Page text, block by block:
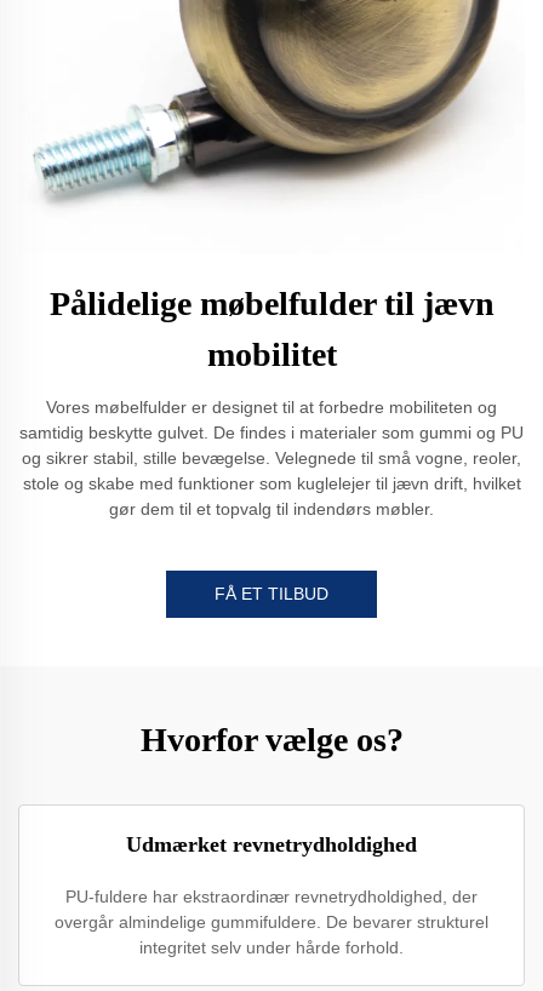
Pålidelige møbelfulder til jævn
mobilitet
Vores møbelfulder er designet til at forbedre mobiliteten og
samtidig beskytte gulvet. De findes i materialer som gummi og PU
og sikrer stabil, stille bevægelse. Velegnede til små vogne, reoler,
stole og skabe med funktioner som kuglelejer til jævn drift, hvilket
gør dem til et topvalg til indendørs møbler.
FÅ ET TILBUD
Hvorfor vælge os?
Udmærket revnetrydholdighed
PU-fuldere har ekstraordinær revnetrydholdighed, der
overgår almindelige gummifuldere. De bevarer strukturel
integritet selv under hårde forhold.